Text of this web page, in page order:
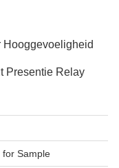
Hooggevoeligheid
Presentie Relay
for Sample